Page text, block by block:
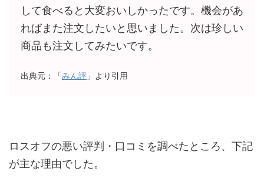
して食べると大変おいしかったです。機会があ
ればまた注文したいと思いました。次は珍しい
商品も注文してみたいです。
出典元：「みん評 」より引用
ロスオフの悪い評判・口コミを調べたところ、下記
が主な理由でした。